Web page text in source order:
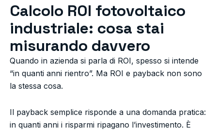
Calcolo ROI fotovoltaico
industriale: cosa stai
misurando davvero
Quando in azienda si parla di ROI, spesso si intende
“in quanti anni rientro”. Ma ROI e payback non sono
la stessa cosa.
Il payback semplice risponde a una domanda pratica:
in quanti anni i risparmi ripagano l’investimento. È